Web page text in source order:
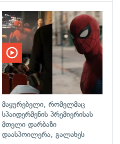
მაყურებელი, რომელმაც
სპაიდერმენის პრემიერისას
მთელი დარბაზი
დაასპოილერა, გალახეს